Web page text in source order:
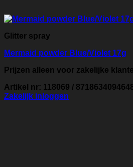
Glitter spray
Mermaid powder Blue/Violet 17g
Prijzen alleen voor zakelijke
Artikel nr: 118069 /
Zakelijk inloggen